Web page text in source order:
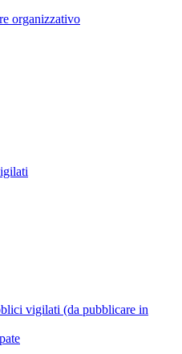
organizzativo
vigilati (da pubblicare in